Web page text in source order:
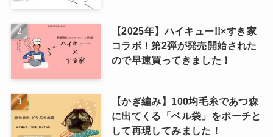
【2025年】ハイキュー!!×すき家
コラボ！第2弾が発売開始された
ので早速買ってきました！
【かぎ編み】100均毛糸であつ森
に出てくる「ベル袋」をポーチと
して再現してみました！